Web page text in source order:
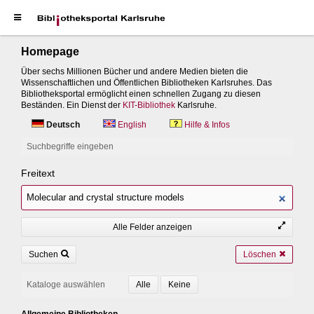
Homepage
Über sechs Millionen Bücher und andere Medien bieten die
Wissenschaftlichen und Öffentlichen Bibliotheken Karlsruhes. Das
Bibliotheksportal ermöglicht einen schnellen Zugang zu diesen
Beständen. Ein Dienst der KIT-Bibliothek Karlsruhe.
Deutsch
English Hilfe & Infos
Suchbegriffe eingeben
Freitext
Alle Felder anzeigen
Suchen Löschen
Kataloge auswählen